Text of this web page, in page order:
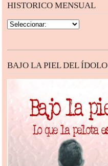
HISTORICO MENSUAL
BAJO LA PIEL DEL ÍDOLO